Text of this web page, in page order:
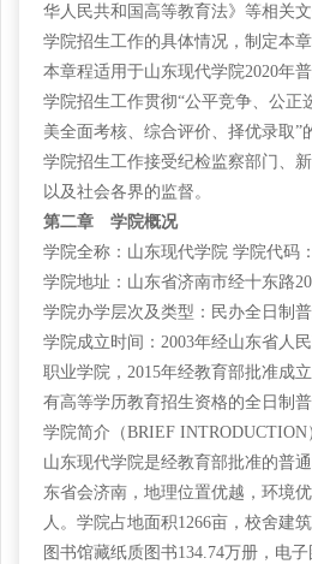
华人民共和国高等教育法》等相关
学院招生工作的具体情况，制定本章
本章程适用于山东现代学院2020年
学院招生工作贯彻“公平竞争、公正
美全面考核、综合评价、择优录取”
学院招生工作接受纪检监察部门、
以及社会各界的监督。
第二章 学院概况
学院全称：山东现代学院 学院代码
学院地址：山东省济南市经十东路
学院办学层次及类型：民办全日制
学院成立时间： 2003年经山东省人
职业学院，2015年经教育部批准成
有高等学历教育招生资格的全日制普
学院简介（BRIEF INTRODUCTION
山东现代学院是经教育部批准的普
东省会济南，地理位置优越，环境
人。学院占地面积1266亩，校舍建
图书馆藏纸质图书134.74万册，电